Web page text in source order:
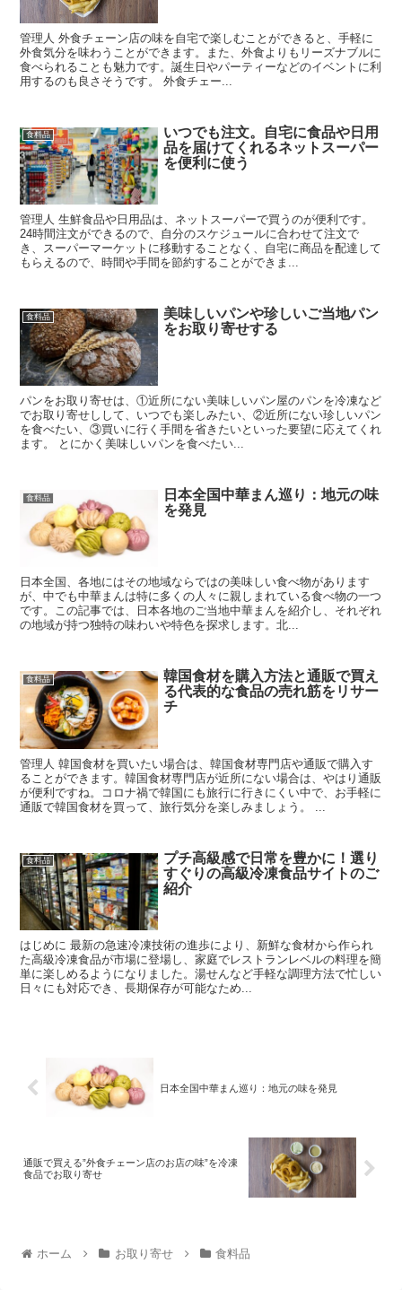
管理人 外食チェーン店の味を自宅で楽しむことができると、手軽に
外食気分を味わうことができます。また、外食よりもリーズナブルに
食べられることも魅力です。誕生日やパーティーなどのイベントに利
用するのも良さそうです。 外食チェー...
食料品
いつでも注文。自宅に食品や日用
品を届けてくれるネットスーパー
を便利に使う
管理人 生鮮食品や日用品は、ネットスーパーで買うのが便利です。
24時間注文ができるので、自分のスケジュールに合わせて注文で
き、スーパーマーケットに移動することなく、自宅に商品を配達して
もらえるので、時間や手間を節約することができま...
食料品
美味しいパンや珍しいご当地パン
をお取り寄せする
パンをお取り寄せは、①近所にない美味しいパン屋のパンを冷凍など
でお取り寄せしして、いつでも楽しみたい、②近所にない珍しいパン
を食べたい、③買いに行く手間を省きたいといった要望に応えてくれ
ます。 とにかく美味しいパンを食べたい...
食料品
日本全国中華まん巡り：地元の味
を発見
日本全国、各地にはその地域ならではの美味しい食べ物があります
が、中でも中華まんは特に多くの人々に親しまれている食べ物の一つ
です。この記事では、日本各地のご当地中華まんを紹介し、それぞれ
の地域が持つ独特の味わいや特色を探求します。北...
食料品
韓国食材を購入方法と通販で買え
る代表的な食品の売れ筋をリサー
チ
管理人 韓国食材を買いたい場合は、韓国食材専門店や通販で購入す
ることができます。韓国食材専門店が近所にない場合は、やはり通販
が便利ですね。コロナ禍で韓国にも旅行に行きにくい中で、お手軽に
通販で韓国食材を買って、旅行気分を楽しみましょう。 ...
食料品
プチ高級感で日常を豊かに！選り
すぐりの高級冷凍食品サイトのご
紹介
はじめに 最新の急速冷凍技術の進歩により、新鮮な食材から作られ
た高級冷凍食品が市場に登場し、家庭でレストランレベルの料理を簡
単に楽しめるようになりました。湯せんなど手軽な調理方法で忙しい
日々にも対応でき、長期保存が可能なため...
日本全国中華まん巡り：地元の味を発見
通販で買える”外食チェーン店のお店の味”を冷凍
食品でお取り寄せ
ホーム お取り寄せ 食料品